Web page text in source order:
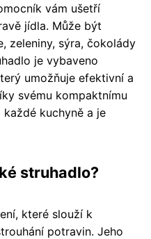
vám ušetří
jídla. Může být
zeleniny, sýra, čokolády
je vybaveno
umožňuje efektivní a
svému kompaktnímu
kuchyně a je
struhadlo?
které slouží k
potravin. Jeho